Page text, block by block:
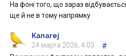
На фоні того, що зараз
ще й не в тому напрямку
Kanarej
24 марта 2026, 4:03
#